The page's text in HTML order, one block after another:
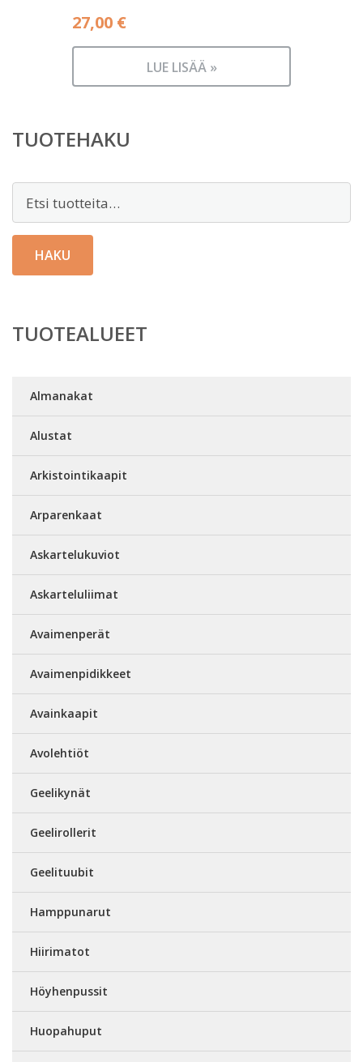
27,00 €
LUE LISÄÄ »
TUOTEHAKU
HAKU
TUOTEALUEET
Almanakat
Alustat
Arkistointikaapit
Arparenkaat
Askartelukuviot
Askarteluliimat
Avaimenperät
Avaimenpidikkeet
Avainkaapit
Avolehtiöt
Geelikynät
Geelirollerit
Geelituubit
Hamppunarut
Hiirimatot
Höyhenpussit
Huopahuput